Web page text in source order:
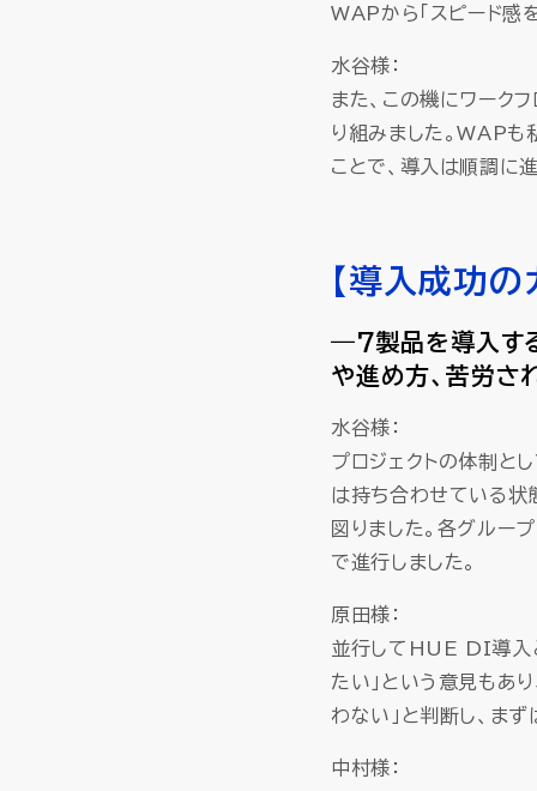
WAPから「スピード感
水谷様：
また、この機にワーク
り組みました。WAP
ことで、導入は順調に
【 導入 成功の
―7製品を導入する
や進め方、苦労さ
水谷様：
プロジェクトの体制と
は持ち合わせている状
図りました。各グルー
で進行しました。
原田様：
並行してHUE DI導入
たい」という意見もあ
わない」と判断し、ま
中村様：